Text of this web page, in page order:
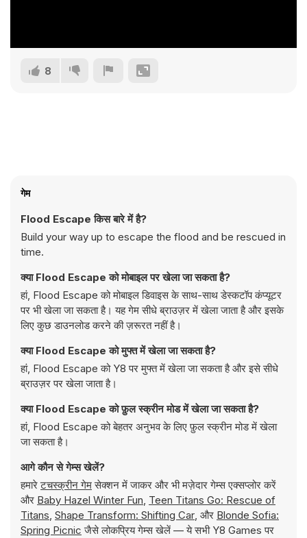
8
गेम
Flood Escape किस बारे में है?
Build your way up to escape the flood and be rescued in
time.
क्या Flood Escape को मोबाइल पर खेला जा सकता है?
हां, Flood Escape को मोबाइल डिवाइस के साथ-साथ डेस्कटॉप कंप्यूटर
पर भी खेला जा सकता है। यह गेम सीधे ब्राउज़र में खेला जाता है और इसके
लिए कुछ डाउनलोड करने की ज़रूरत नहीं है।
क्या Flood Escape को मुफ्त में खेला जा सकता है?
हां, Flood Escape को Y8 पर मुफ्त में खेला जा सकता है और इसे सीधे
ब्राउज़र पर खेला जाता है।
क्या Flood Escape को फ़ुल स्क्रीन मोड में खेला जा सकता है?
हां, Flood Escape को बेहतर अनुभव के लिए फ़ुल स्क्रीन मोड में खेला
जा सकता है।
आगे कौन से गेम्स खेलें?
हमारेटचस्क्रीन गेमसेक्शन में जाकर और भी मज़ेदार गेम्स एक्सप्लोर करें
और Baby Hazel Winter Fun, Teen Titans Go: Rescue of
Titans, Shape Transform: Shifting Car, और Blonde Sofia:
Spring Picnic जैसे लोकप्रिय गेम्स खेलें — ये सभी Y8 Games पर